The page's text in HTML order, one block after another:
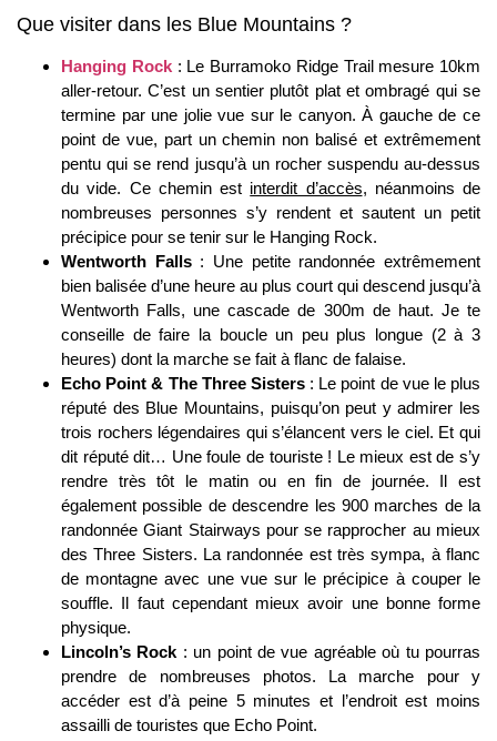
Que visiter dans les Blue Mountains ?
Hanging Rock: Le Burramoko Ridge Trail mesure 10km
aller-retour. C’est un sentier plutôt plat et ombragé qui se
termine par une jolie vue sur le canyon. À gauche de ce
point de vue, part un chemin non balisé et extrêmement
pentu qui se rend jusqu’à un rocher suspendu au-dessus
du vide. Ce chemin est interdit d’accès, néanmoins de
nombreuses personnes s’y rendent et sautent un petit
précipice pour se tenir sur le Hanging Rock.
Wentworth Falls: Une petite randonnée extrêmement
bien balisée d’une heure au plus court qui descend jusqu’à
Wentworth Falls, une cascade de 300m de haut. Je te
conseille de faire la boucle un peu plus longue (2 à 3
heures) dont la marche se fait à flanc de falaise.
Echo Point & The Three Sisters: Le point de vue le plus
réputé des Blue Mountains, puisqu’on peut y admirer les
trois rochers légendaires qui s’élancent vers le ciel. Et qui
dit réputé dit… Une foule de touriste ! Le mieux est de s’y
rendre très tôt le matin ou en fin de journée. Il est
également possible de descendre les 900 marches de la
randonnée Giant Stairways pour se rapprocher au mieux
des Three Sisters. La randonnée est très sympa, à flanc
de montagne avec une vue sur le précipice à couper le
souffle. Il faut cependant mieux avoir une bonne forme
physique.
Lincoln’s Rock : un point de vue agréable où tu pourras
prendre de nombreuses photos. La marche pour y
accéder est d’à peine 5 minutes et l’endroit est moins
assailli de touristes que Echo Point.